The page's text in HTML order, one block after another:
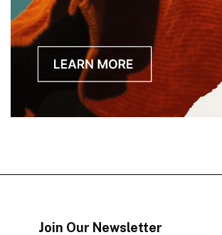
Join Our Newsletter